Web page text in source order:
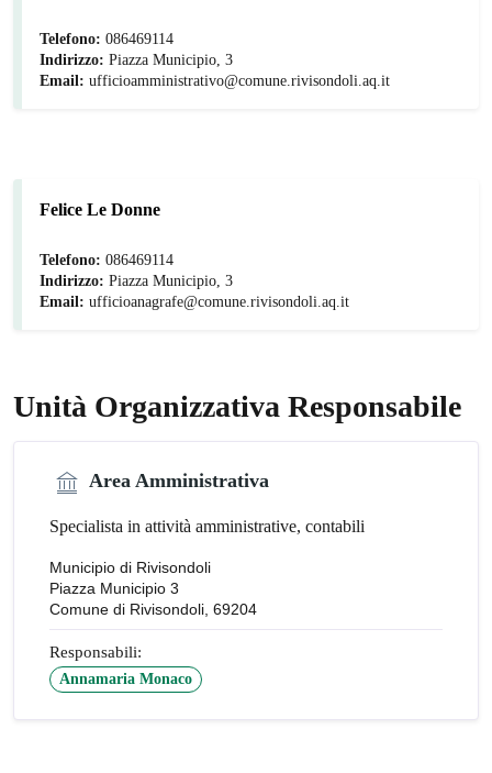
Telefono: 086469114
Indirizzo: Piazza Municipio, 3
Email: ufficioamministrativo@comune.rivisondoli.aq.it
Felice Le Donne
Telefono: 086469114
Indirizzo: Piazza Municipio, 3
Email: ufficioanagrafe@comune.rivisondoli.aq.it
Unità Organizzativa Responsabile
Area Amministrativa
Specialista in attività amministrative, contabili
Municipio di Rivisondoli
Piazza Municipio 3
Comune di Rivisondoli, 69204
Responsabili:
Annamaria Monaco